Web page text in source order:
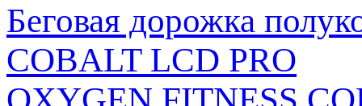
Беговая дорожка
COBALT LCD PRO